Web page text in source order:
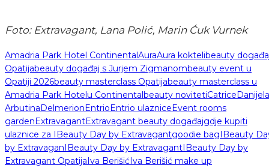
Foto: Extravagant, Lana Polić, Marin Ćuk Vurnek
Amadria Park Hotel ContinentalAuraAura koktelibeauty
Opatijabeauty događaj s Jurjem Zigmanombeauty event u
Opatiji 2026beauty masterclass Opatijabeauty masterclass u
Amadria Park Hotelu Continentalbeauty novitetiCatriceDanijela
ArbutinaDelmerionEntrioEntrio ulazniceEvent rooms
gardenExtravagantExtravagant beauty događajgdje kupiti
ulaznice za IBeauty Day by Extravagantgoodie bagIBeauty
by ExtravaganIBeauty Day by ExtravagantIBeauty Day by
Extravagant OpatijaIva BerišićIva Berišić make up